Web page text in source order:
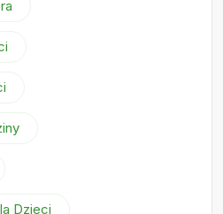
Dzieci